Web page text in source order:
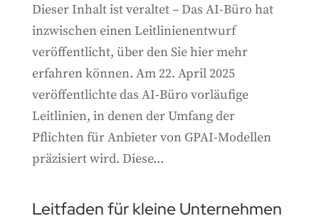
Dieser Inhalt ist veraltet – Das AI-Büro hat
inzwischen einen Leitlinienentwurf
veröffentlicht, über den Sie hier mehr
erfahren können. Am 22. April 2025
veröffentlichte das AI-Büro vorläufige
Leitlinien, in denen der Umfang der
Pflichten für Anbieter von GPAI-Modellen
präzisiert wird. Diese...
Leitfaden für kleine Unternehmen